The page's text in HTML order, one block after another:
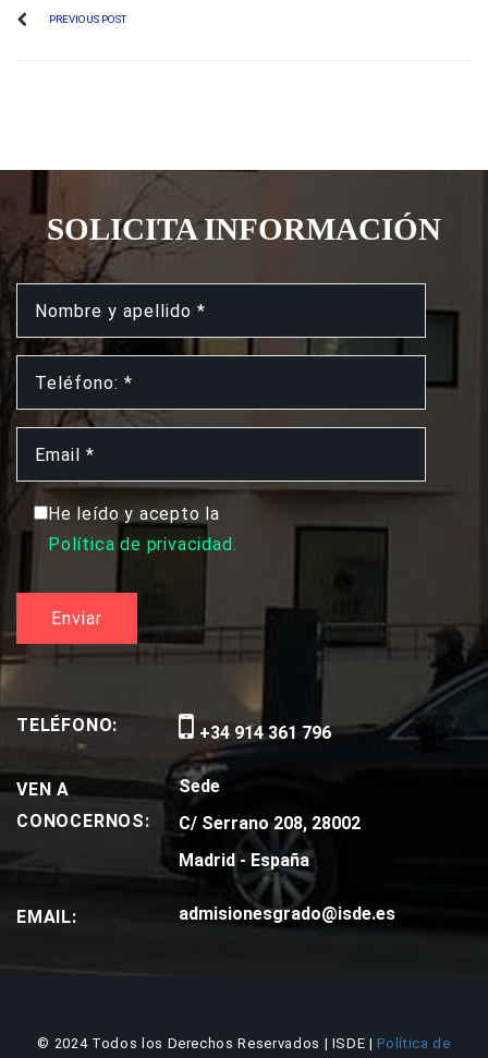
PREVIOUS POST
SOLICITA INFORMACIÓN
He leído y acepto la
Política de privacidad.
TELÉFONO: +34 914 361 796
VEN A
CONOCERNOS:
Sede
C/ Serrano 208, 28002
Madrid - España
EMAIL: admisionesgrado@isde.es
© 2024 Todos los Derechos Reservados | ISDE |Política de